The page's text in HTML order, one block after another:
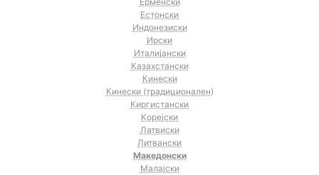
Естонски
Индонезиски
Ирски
Италијански
Казахстански
Кинески
Кинески (традиционален)
Киргистански
Корејски
Латвиски
Литвански
Македонски
Малајски